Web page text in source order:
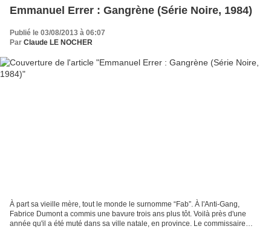
Emmanuel Errer : Gangrène (Série Noire, 1984)
Publié le 03/08/2013 à 06:07
Par Claude LE NOCHER
À part sa vieille mère, tout le monde le surnomme “Fab”. À l'Anti-Gang,
Fabrice Dumont a commis une bavure trois ans plus tôt. Voilà près d'une
année qu'il a été muté dans sa ville natale, en province. Le commissaire